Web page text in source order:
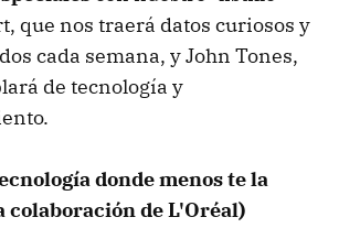
que nos traerá datos curiosos y
cada semana, y John Tones,
de tecnología y
donde menos te la
colaboración de L'Oréal)